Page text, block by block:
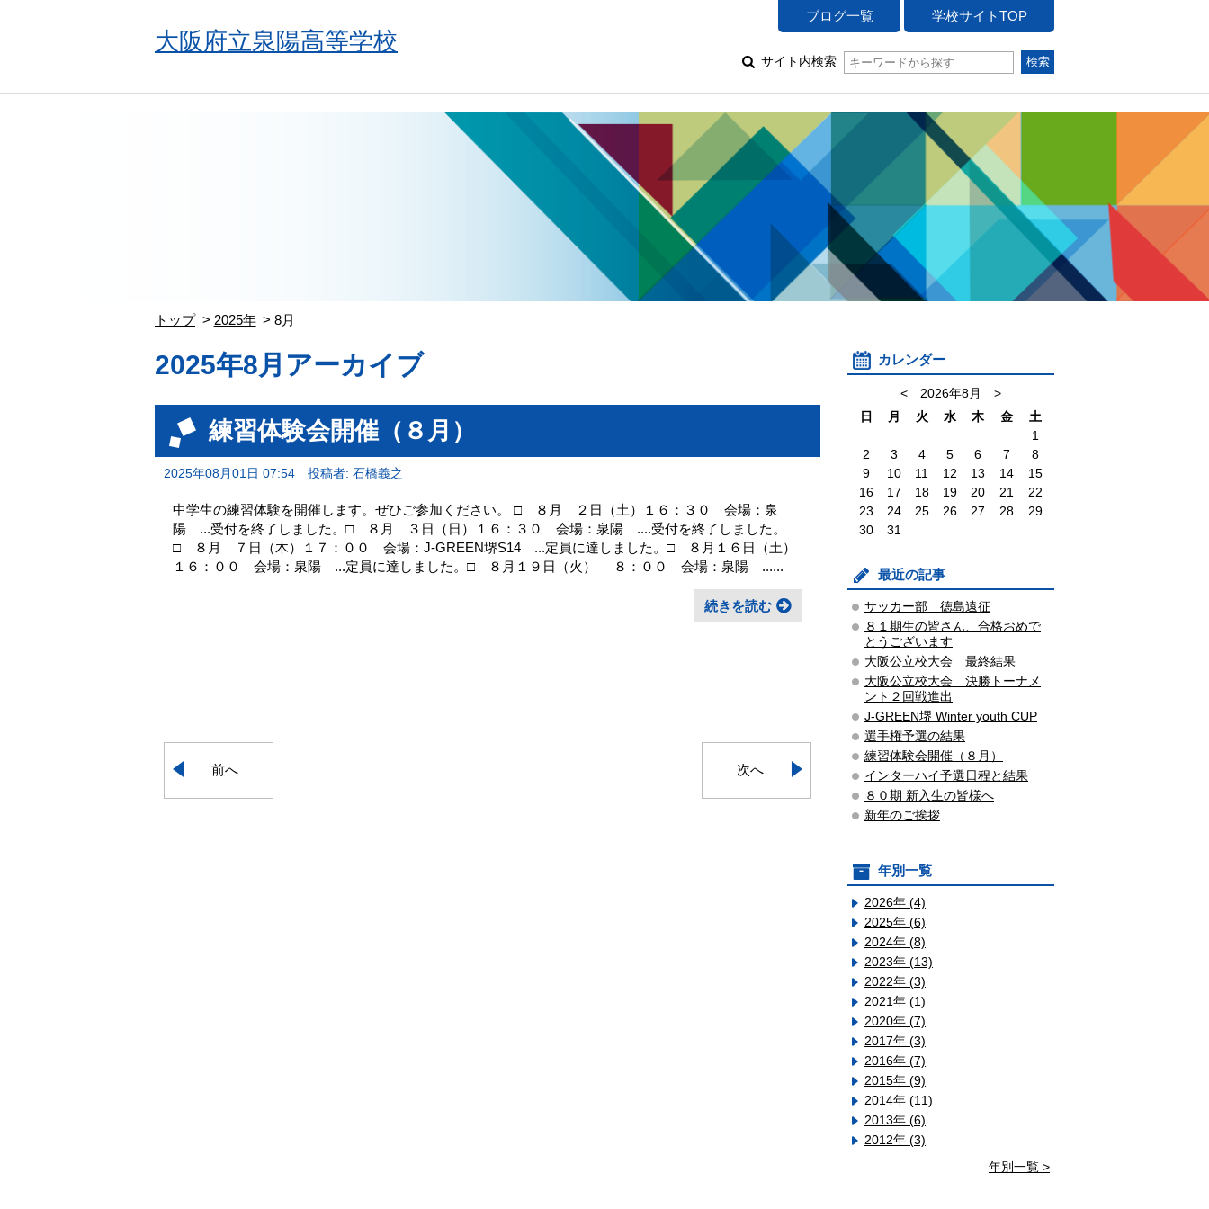
大阪府立泉陽高等学校
ブログ一覧 学校サイトTOP
サイト内検索
トップ 2025年 8月
2025年8月アーカイブ
練習体験会開催（８月）
2025年08月01日 07:54 投稿者: 石橋義之
中学生の練習体験を開催します。ぜひご参加ください。 □ ８月 ２日（土）１６：３０ 会場：泉
陽 ...受付を終了しました。□ ８月 ３日（日）１６：３０ 会場：泉陽 ....受付を終了しました。
□ ８月 ７日（木）１７：００ 会場：J-GREEN堺S14 ...定員に達しました。□ ８月１６日（土）
１６：００ 会場：泉陽 ...定員に達しました。□ ８月１９日（火） ８：００ 会場：泉陽 ......
続きを読む
前へ 次へ
カレンダー
< 2026年8月
>
日
月 火 水 木 金
土
1
2
3 4 5 6 7
8
9
10 11 12 13 14
15
16
17 18 19 20 21
22
23
24 25 26 27 28
29
30
31
最近の記事
サッカー部 徳島遠征
８１期生の皆さん、合格おめで
とうございます
大阪公立校大会 最終結果
大阪公立校大会 決勝トーナメ
ント２回戦進出
J-GREEN堺 Winter youth CUP
選手権予選の結果
練習体験会開催（８月）
インターハイ予選日程と結果
８０期 新入生の皆様へ
新年のご挨拶
年別一覧
2026年 (4)
2025年 (6)
2024年 (8)
2023年 (13)
2022年 (3)
2021年 (1)
2020年 (7)
2017年 (3)
2016年 (7)
2015年 (9)
2014年 (11)
2013年 (6)
2012年 (3)
年別一覧 >